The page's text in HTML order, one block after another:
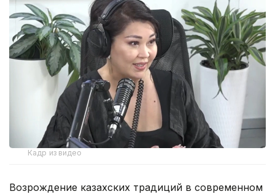
Кадр из видео
Возрождение казахских традиций в современном